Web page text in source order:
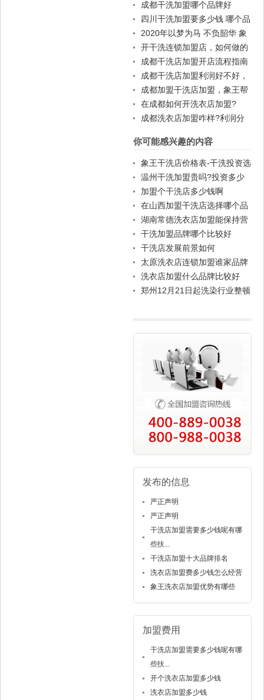
名
成都干洗加盟哪个品牌好
四川干洗加盟要多少钱 哪个品
牌好
2020年以梦为马 不负韶华 象
王洗衣店加盟
开干洗连锁加盟店，如何做的
有姿有色
成都干洗店加盟开店流程指南
成都干洗店加盟利润好不好，
十几万是没问题的
成都加盟干洗店加盟，象王帮
你赚钱
在成都如何开洗衣店加盟?
成都洗衣店加盟咋样?利润分
你可能感兴趣的内容
象王干洗店价格表-干洗投资选
象王更好
温州干洗加盟贵吗?投资多少
比较合理?
加盟个干洗店多少钱啊
在山西加盟干洗店选择哪个品
牌比较好？
湖南常德洗衣店加盟能保持营
利增长吗？
干洗加盟品牌哪个比较好
干洗店发展前景如何
太原洗衣店连锁加盟谁家品牌
好？
洗衣店加盟什么品牌比较好
郑州12月21日起洗染行业整顿
发布的信息
严正声明
严正声明
干洗店加盟需要多少钱呢有哪
些扶...
干洗店加盟十大品牌排名
洗衣店加盟费多少钱怎么经营
象王洗衣店加盟优势有哪些
加盟费用
干洗店加盟需要多少钱呢有哪
些扶...
开个洗衣店加盟多少钱
洗衣店加盟多少钱